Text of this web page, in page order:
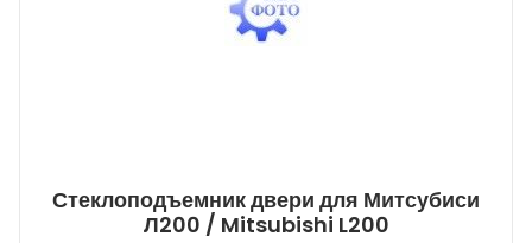
Стеклоподъемник двери для Митсубиси
Л200 / Mitsubishi L200